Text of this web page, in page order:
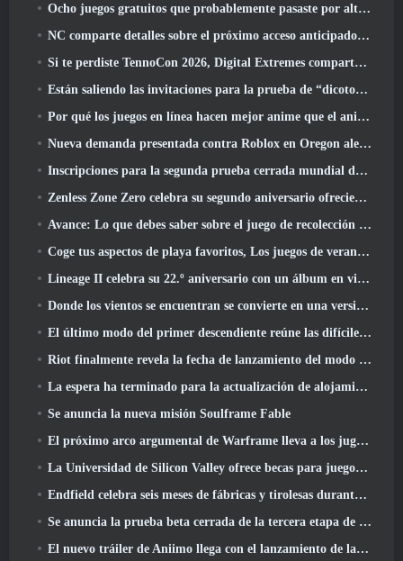
Ocho juegos gratuitos que probablemente pasaste por alto y que forman parte del Train Fest de Steam
NC comparte detalles sobre el próximo acceso anticipado de Aion 2
Si te perdiste TennoCon 2026, Digital Extremes comparte todos los paneles
Están saliendo las invitaciones para la prueba de “dicotomía” de Silver Palace
Por qué los juegos en línea hacen mejor anime que el anime hace juegos
Nueva demanda presentada contra Roblox en Oregon alegando un incidente de preparación infantil
Inscripciones para la segunda prueba cerrada mundial de Global MapleStory Classic
Zenless Zone Zero celebra su segundo aniversario ofreciendo a los jugadores la posibilidad de elegir un agente de rango S gratuito
Avance: Lo que debes saber sobre el juego de recolección de criaturas de HoYoverse, Honkai: Alma de enlace
Coge tus aspectos de playa favoritos, Los juegos de verano han regresado a Overwatch
Lineage II celebra su 22.º aniversario con un álbum en vinilo de edición coleccionista
Donde los vientos se encuentran se convierte en una versión “Eastern Steampunk” 2.0
El último modo del primer descendiente reúne las difíciles batallas de intercepción del vacío y las profundidades
Riot finalmente revela la fecha de lanzamiento del modo clásico de League Of Legends
La espera ha terminado para la actualización de alojamiento para grandes jugadores de RuneScape
Se anuncia la nueva misión Soulframe Fable
El próximo arco argumental de Warframe lleva a los jugadores a un mapa estelar completamente nuevo, El sistema Tau
La Universidad de Silicon Valley ofrece becas para juegos y algunos de los requisitos son interesantes
Endfield celebra seis meses de fábricas y tirolesas durante su próxima actualización
Se anuncia la prueba beta cerrada de la tercera etapa de las batallas de infantería de Of War Thunder
El nuevo tráiler de Aniimo llega con el lanzamiento de la última prueba beta cerrada